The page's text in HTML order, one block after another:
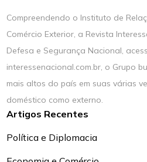
Compreendendo o Instituto de
Comércio Exterior, a Revista
Defesa e Segurança Nacional,
interessenacional.com.br, o Grupo
mais altos do país em suas várias
doméstico como externo.
Artigos Recentes
Política e Diplomacia